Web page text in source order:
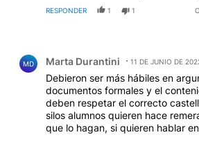
RESPONDER 1 1
MD Marta Durantini 11 DE JUNIO DE
Debieron ser más hábiles en
documentos formales y el
deben respetar el correcto
silos alumnos quieren hace
que lo hagan, si quieren hablar
también. Pero no se va admitir